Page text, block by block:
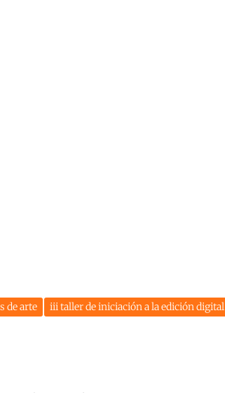
iii taller de iniciación a la edición digital
de arte